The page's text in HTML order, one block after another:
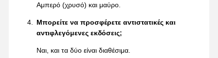
Αμπερό (χρυσό) και μαύρο.
Μπορείτε να προσφέρετε αντιστατικές και
αντιφλεγόμενες εκδόσεις;
Ναι, και τα δύο είναι διαθέσιμα.